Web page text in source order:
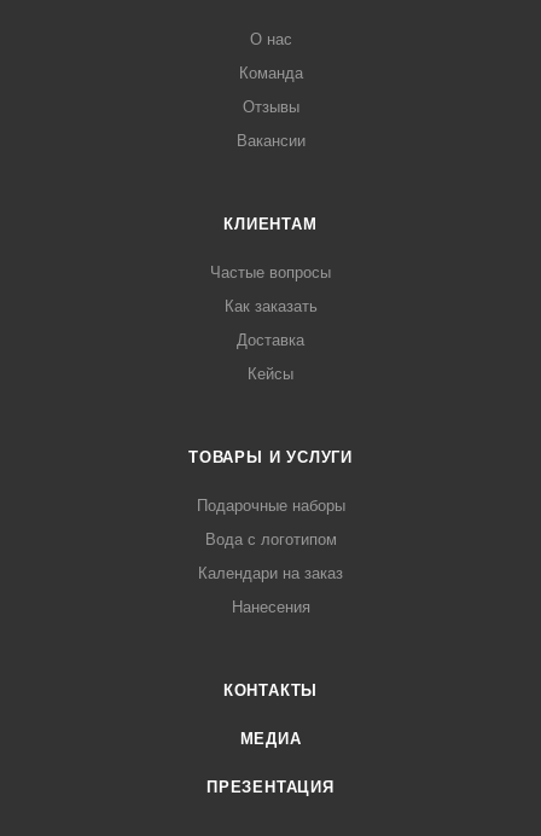
О нас
Команда
Отзывы
Вакансии
КЛИЕНТАМ
Частые вопросы
Как заказать
Доставка
Кейсы
ТОВАРЫ И УСЛУГИ
Подарочные наборы
Вода с логотипом
Календари на заказ
Нанесения
КОНТАКТЫ
МЕДИА
ПРЕЗЕНТАЦИЯ